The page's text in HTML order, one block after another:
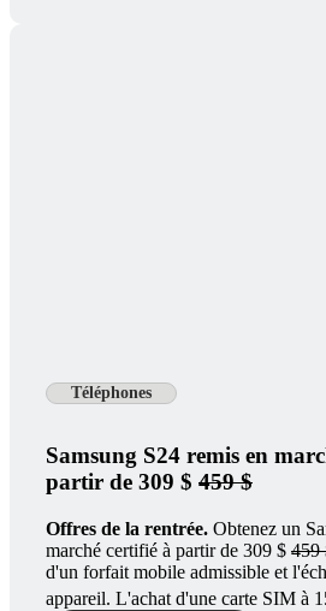
Téléphones
Samsung S24 remis en
partir de 309 $ 459 $
Offres de la rentrée. Obtenez un
marché certifié à partir de 309 $ 459
d'un forfait mobile admissible et
appareil. L'achat d'une carte SIM à